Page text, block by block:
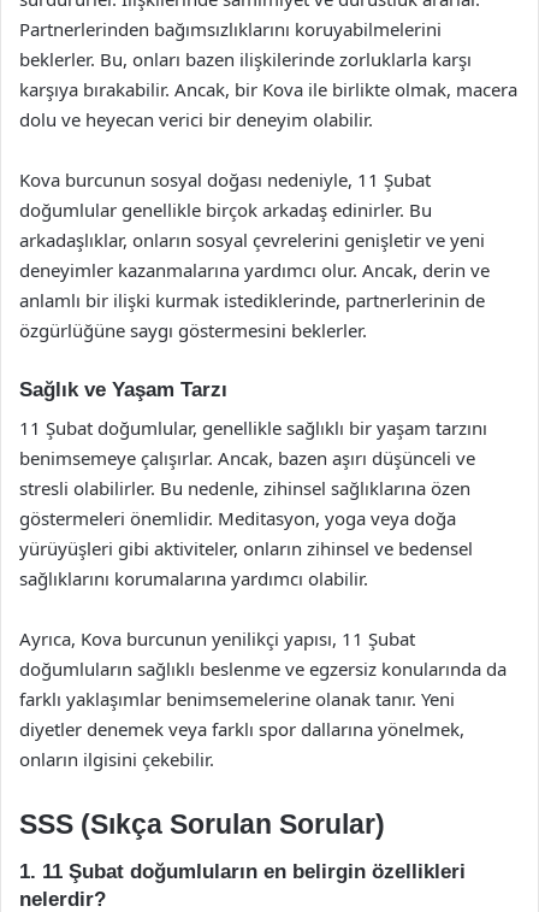
Partnerlerinden bağımsızlıklarını koruyabilmelerini
beklerler. Bu, onları bazen ilişkilerinde zorluklarla karşı
karşıya bırakabilir. Ancak, bir Kova ile birlikte olmak, macera
dolu ve heyecan verici bir deneyim olabilir.
Kova burcunun sosyal doğası nedeniyle, 11 Şubat
doğumlular genellikle birçok arkadaş edinirler. Bu
arkadaşlıklar, onların sosyal çevrelerini genişletir ve yeni
deneyimler kazanmalarına yardımcı olur. Ancak, derin ve
anlamlı bir ilişki kurmak istediklerinde, partnerlerinin de
özgürlüğüne saygı göstermesini beklerler.
Sağlık ve Yaşam Tarzı
11 Şubat doğumlular, genellikle sağlıklı bir yaşam tarzını
benimsemeye çalışırlar. Ancak, bazen aşırı düşünceli ve
stresli olabilirler. Bu nedenle, zihinsel sağlıklarına özen
göstermeleri önemlidir. Meditasyon, yoga veya doğa
yürüyüşleri gibi aktiviteler, onların zihinsel ve bedensel
sağlıklarını korumalarına yardımcı olabilir.
Ayrıca, Kova burcunun yenilikçi yapısı, 11 Şubat
doğumluların sağlıklı beslenme ve egzersiz konularında da
farklı yaklaşımlar benimsemelerine olanak tanır. Yeni
diyetler denemek veya farklı spor dallarına yönelmek,
onların ilgisini çekebilir.
SSS (Sıkça Sorulan Sorular)
1. 11 Şubat doğumluların en belirgin özellikleri
nelerdir?